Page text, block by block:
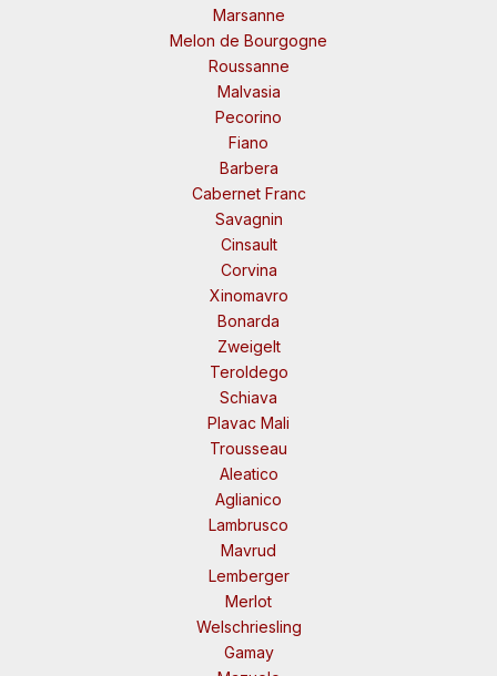
Marsanne
Melon de Bourgogne
Roussanne
Malvasia
Pecorino
Fiano
Barbera
Cabernet Franc
Savagnin
Cinsault
Corvina
Xinomavro
Bonarda
Zweigelt
Teroldego
Schiava
Plavac Mali
Trousseau
Aleatico
Aglianico
Lambrusco
Mavrud
Lemberger
Merlot
Welschriesling
Gamay